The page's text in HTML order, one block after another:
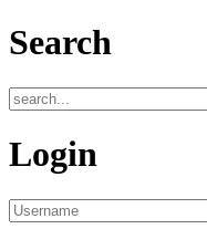
Search
Login